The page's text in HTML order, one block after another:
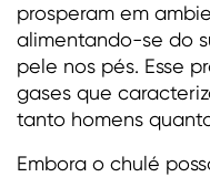
prosperam em
alimentando-se do
pele nos pés. Esse
gases que
tanto homens
Embora o chulé